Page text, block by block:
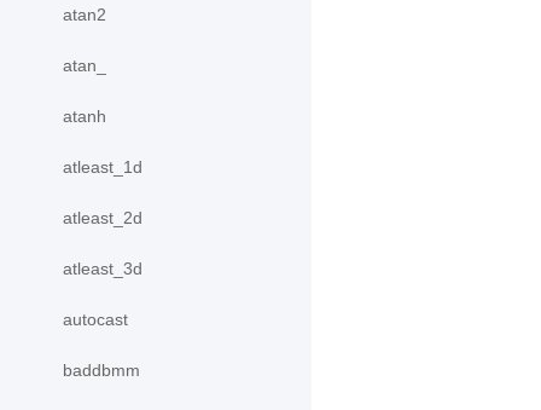
atan2
atan_
atanh
atleast_1d
atleast_2d
atleast_3d
autocast
baddbmm